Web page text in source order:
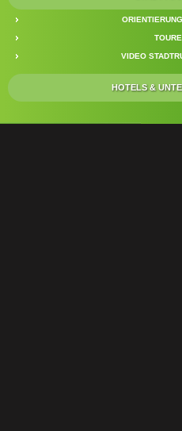
VIDEO
HOTELS &